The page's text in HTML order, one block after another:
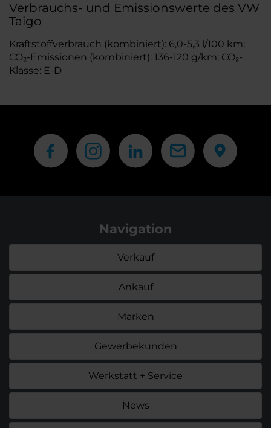
Verbrauchs- und Emissionswerte des VW
Taigo
Kraftstoffverbrauch (kombiniert): 6,0-5,3 l/100 km;
CO₂-Emissionen (kombiniert): 136-120 g/km; CO₂-
Klasse: E-D
Navigation
Verkauf
Ankauf
Marken
Gewerbekunden
Werkstatt + Service
News